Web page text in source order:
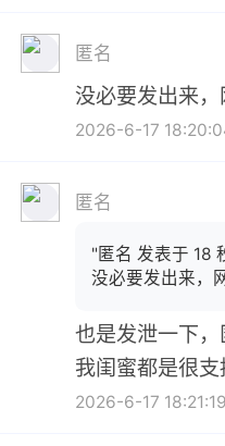
匿名
没必要发出来
2026-6-17
匿名
"匿名 发表于 18
没必要发出来，
也是发泄一下
我闺蜜都是很支
2026-6-17 18:21:19